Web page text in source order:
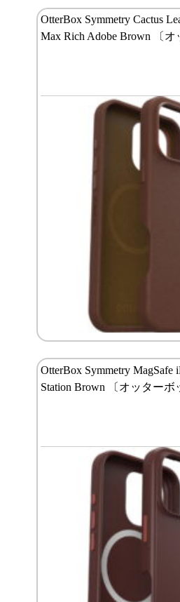
OtterBox Symmetry Cactus
Max Rich Adobe Brown 〔オ
OtterBox Symmetry MagSafe
Station Brown 〔オッターボ